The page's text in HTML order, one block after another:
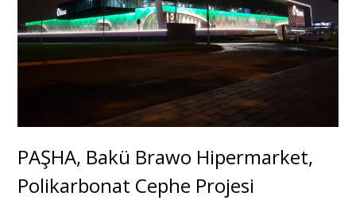
PAŞHA, Bakü Brawo Hipermarket,
Polikarbonat Cephe Projesi